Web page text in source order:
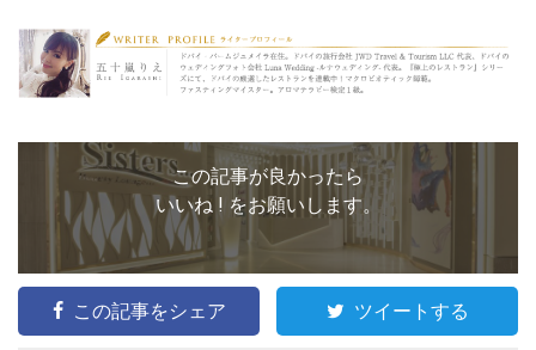
この記事が良かったら
いいね ! をお願いします。
この記事をシェア ツイートする